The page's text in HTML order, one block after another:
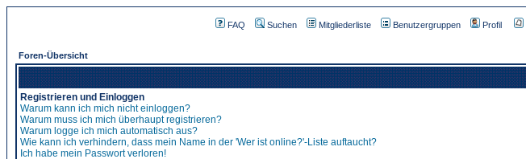
FAQ Suchen Mitgliederliste Benutzergruppen Profil
Foren-Übersicht
Registrieren und Einloggen
Warum kann ich mich nicht einloggen?
Warum muss ich mich überhaupt registrieren?
Warum logge ich mich automatisch aus?
Wie kann ich verhindern, dass mein Name in der 'Wer ist online?'-Liste auftaucht?
Ich habe mein Passwort verloren!